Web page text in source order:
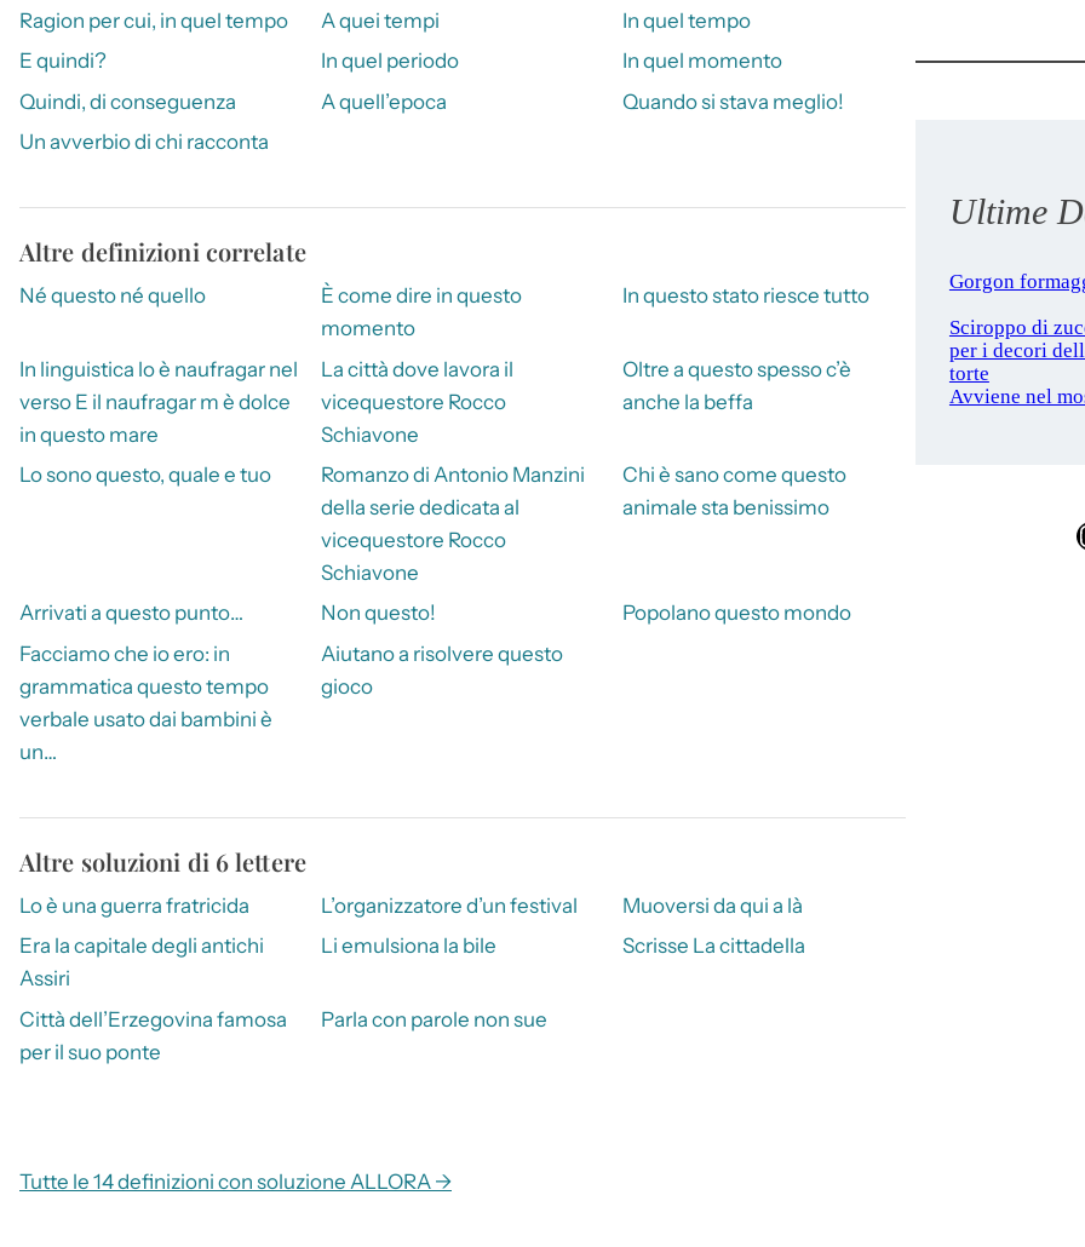
Ragion per cui, in quel tempo A quei tempi
In quel tempo
E quindi?
In quel periodo
In quel momento
Quindi, di conseguenza
A quell’epoca
Quando si stava meglio!
Un avverbio di chi racconta
Altre definizioni correlate
Né questo né quello
È come dire in questo
momento
In questo stato riesce tutto
In linguistica lo è naufragar nel
verso E il naufragar m è dolce
in questo mare
La città dove lavora il
vicequestore Rocco
Schiavone
Oltre a questo spesso c’è
anche la beffa
Lo sono questo, quale e tuo
Romanzo di Antonio Manzini
della serie dedicata al
vicequestore Rocco
Schiavone
Chi è sano come questo
animale sta benissimo
Arrivati a questo punto… Non questo!
Popolano questo mondo
Facciamo che io ero: in
grammatica questo tempo
verbale usato dai bambini è
un…
Aiutano a risolvere questo
gioco
Altre soluzioni di 6 lettere
Lo è una guerra fratricida L’organizzatore d’un festival
Muoversi da qui a là
Era la capitale degli antichi
Assiri
Li emulsiona la bile Scrisse La cittadella
Città dell’Erzegovina famosa
per il suo ponte
Parla con parole non sue
Tutte le 14 definizioni con soluzione ALLORA →
Ultime
Gorgon
Sciroppo di
per i decori
torte
Avviene nel